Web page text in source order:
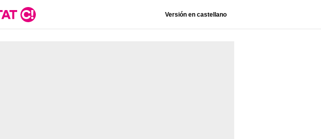
Versión en castellano